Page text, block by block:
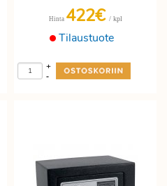
Tilaustuote
Hinta 422€ / kpl
-
+